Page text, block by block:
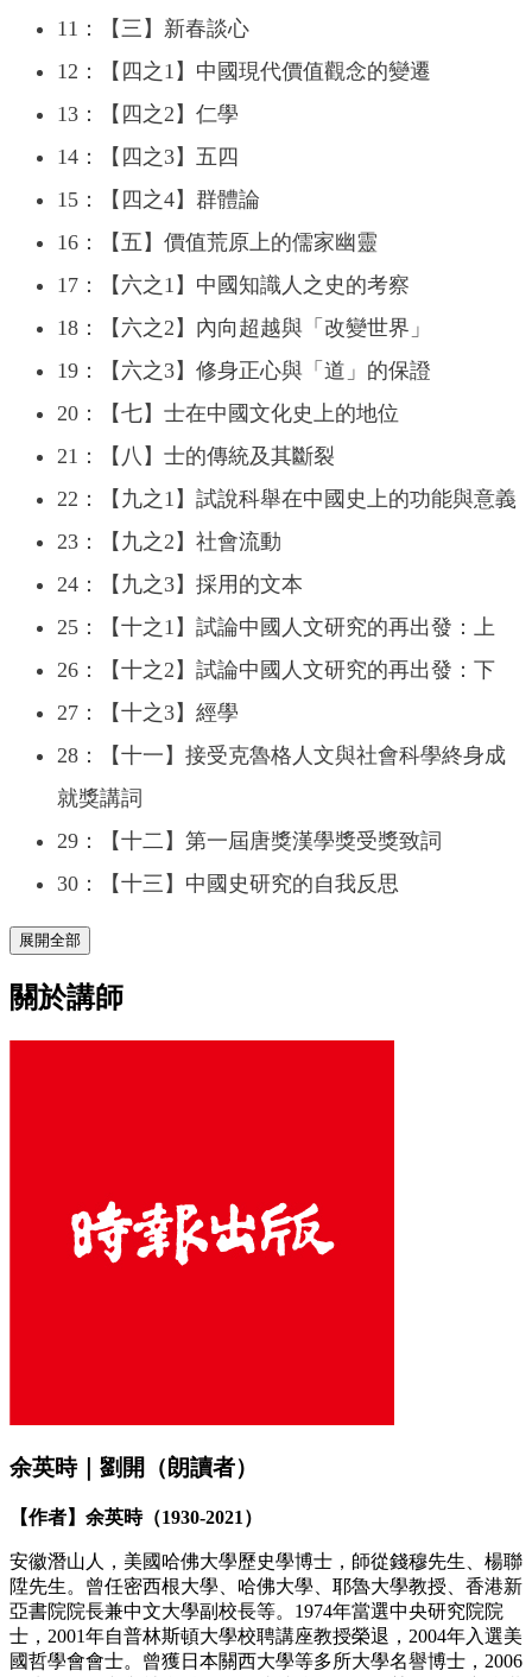
11：【三】新春談心
12：【四之1】中國現代價值觀念的變遷
13：【四之2】仁學
14：【四之3】五四
15：【四之4】群體論
16：【五】價值荒原上的儒家幽靈
17：【六之1】中國知識人之史的考察
18：【六之2】內向超越與「改變世界」
19：【六之3】修身正心與「道」的保證
20：【七】士在中國文化史上的地位
21：【八】士的傳統及其斷裂
22：【九之1】試說科舉在中國史上的功能與意義
23：【九之2】社會流動
24：【九之3】採用的文本
25：【十之1】試論中國人文研究的再出發：上
26：【十之2】試論中國人文研究的再出發：下
27：【十之3】經學
28：【十一】接受克魯格人文與社會科學終身成
就獎講詞
29：【十二】第一屆唐獎漢學獎受獎致詞
30：【十三】中國史研究的自我反思
展開全部
關於講師
余英時｜劉開（朗讀者）
【作者】余英時（1930-2021）
安徽潛山人，美國哈佛大學歷史學博士，師從錢穆先生、楊聯
陞先生。曾任密西根大學、哈佛大學、耶魯大學教授、香港新
亞書院院長兼中文大學副校長等。1974年當選中央研究院院
士，2001年自普林斯頓大學校聘講座教授榮退，2004年入選美
國哲學會會士。曾獲日本關西大學等多所大學名譽博士，2006